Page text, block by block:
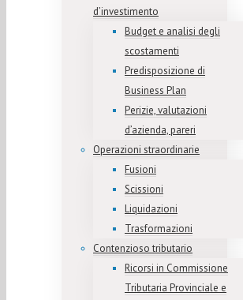
d’investimento
Budget e analisi degli
scostamenti
Predisposizione di
Business Plan
Perizie, valutazioni
d’azienda, pareri
Operazioni straordinarie
Fusioni
Scissioni
Liquidazioni
Trasformazioni
Contenzioso tributario
Ricorsi in Commissione
Tributaria Provinciale e